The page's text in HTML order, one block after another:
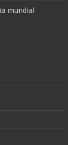
mundial